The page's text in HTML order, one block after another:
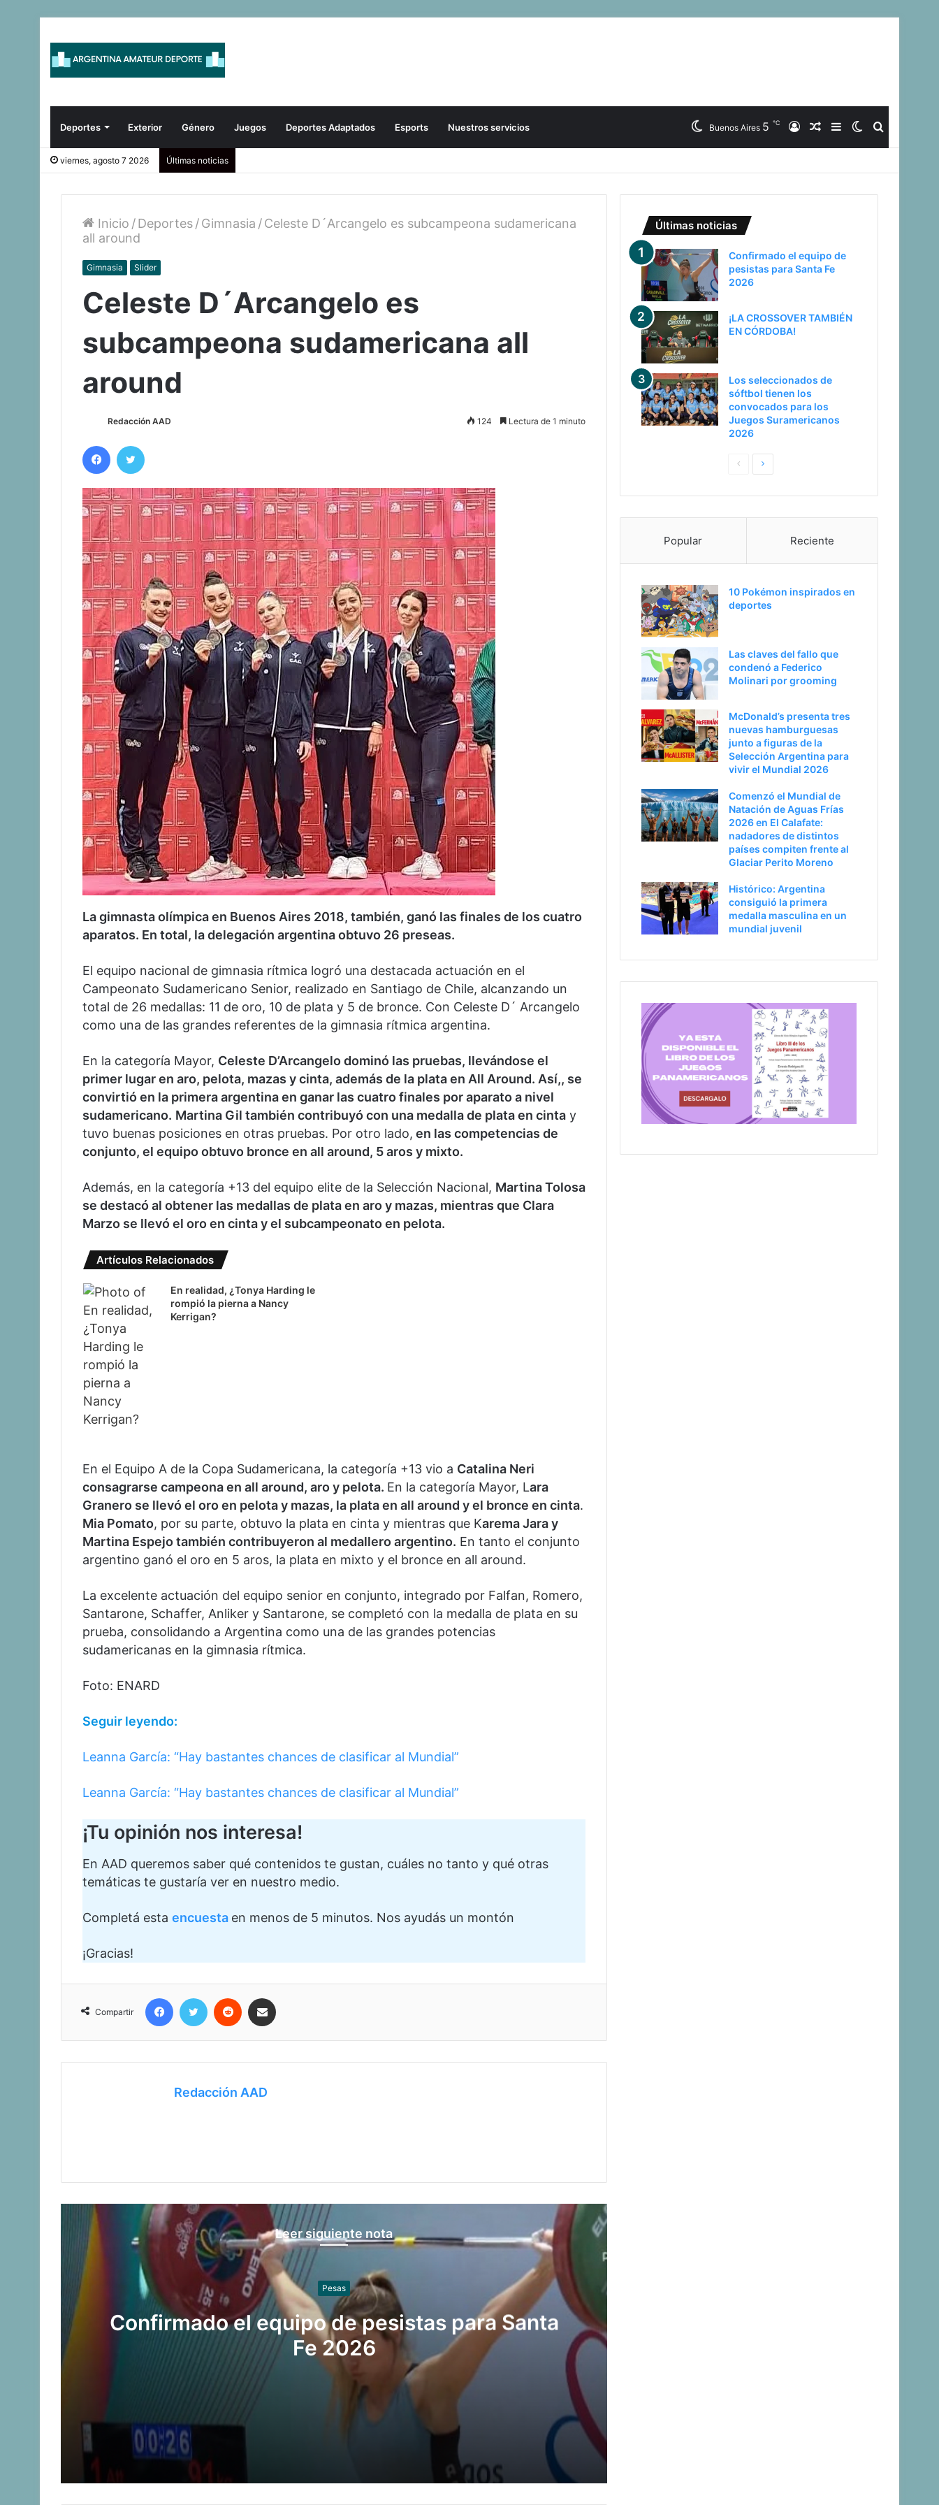
Deportes Exterior Género Juegos Deportes Adaptados Esports Nuestros servicios Buscar
Switch
Barra
Artículo
Iniciar
Buenos Aires 5 ℃
viernes, agosto 7 2026 Últimas noticias
Inicio /Deportes/Gimnasia /Celeste D´Arcangelo es subcampeona sudamericana
all around
Gimnasia Slider
Celeste D´Arcangelo es
subcampeona sudamericana all
around
Redacción AAD 124 Lectura de 1 minuto
Facebook
La gimnasta olímpica en Buenos Aires 2018, también, ganó las finales de los cuatro
aparatos. En total, la delegación argentina obtuvo 26 preseas.
El equipo nacional de gimnasia rítmica logró una destacada actuación en el
Campeonato Sudamericano Senior, realizado en Santiago de Chile, alcanzando un
total de 26 medallas: 11 de oro, 10 de plata y 5 de bronce. Con Celeste D´ Arcangelo
como una de las grandes referentes de la gimnasia rítmica argentina.
En la categoría Mayor, Celeste D’Arcangelo dominó las pruebas, llevándose el
primer lugar en aro, pelota, mazas y cinta, además de la plata en All Around. Así,, se
convirtió en la primera argentina en ganar las cuatro finales por aparato a nivel
sudamericano. Martina Gil también contribuyó con una medalla de plata en cinta y
tuvo buenas posiciones en otras pruebas. Por otro lado, en las competencias de
conjunto, el equipo obtuvo bronce en all around, 5 aros y mixto.
Además, en la categoría +13 del equipo elite de la Selección Nacional, Martina Tolosa
se destacó al obtener las medallas de plata en aro y mazas, mientras que Clara
Marzo se llevó el oro en cinta y el subcampeonato en pelota.
Artículos Relacionados
En realidad, ¿Tonya Harding le
rompió la pierna a Nancy
Kerrigan?
En el Equipo A de la Copa Sudamericana, la categoría +13 vio a Catalina Neri
consagrarse campeona en all around, aro y pelota. En la categoría Mayor, Lara
Granero se llevó el oro en pelota y mazas, la plata en all around y el bronce en cinta.
Mia Pomato, por su parte, obtuvo la plata en cinta y mientras que Karema Jara y
Martina Espejo también contribuyeron al medallero argentino. En tanto el conjunto
argentino ganó el oro en 5 aros, la plata en mixto y el bronce en all around.
La excelente actuación del equipo senior en conjunto, integrado por Falfan, Romero,
Santarone, Schaffer, Anliker y Santarone, se completó con la medalla de plata en su
prueba, consolidando a Argentina como una de las grandes potencias
sudamericanas en la gimnasia rítmica.
Foto: ENARD
Seguir leyendo:
Leanna García: “Hay bastantes chances de clasificar al Mundial”
Leanna García: “Hay bastantes chances de clasificar al Mundial”
¡Tu opinión nos interesa!
En AAD queremos saber qué contenidos te gustan, cuáles no tanto y qué otras
temáticas te gustaría ver en nuestro medio.
Completá esta encuesta en menos de 5 minutos. Nos ayudás un montón
¡Gracias!
Compartir
Facebook
Twitter Reddit
Redacción AAD
Leer siguiente nota
Pesas
Confirmado el equipo de pesistas para Santa
Fe 2026
Confirmado el equipo de pesistas para Santa Fe 2026
Últimas noticias
Confirmado el equipo de
pesistas para Santa Fe
2026
¡LA CROSSOVER TAMBIÉN
EN CÓRDOBA!
Los seleccionados de
sóftbol tienen los
convocados para los
Juegos Suramericanos
2026
PaginaSiguiente
Popular Reciente
10 Pokémon inspirados en
deportes
Las claves del fallo que
condenó a Federico
Molinari por grooming
McDonald’s presenta tres
nuevas hamburguesas
junto a figuras de la
Selección Argentina para
vivir el Mundial 2026
Comenzó el Mundial de
Natación de Aguas Frías
2026 en El Calafate:
nadadores de distintos
países compiten frente al
Glaciar Perito Moreno
Histórico: Argentina
consiguió la primera
medalla masculina en un
mundial juvenil